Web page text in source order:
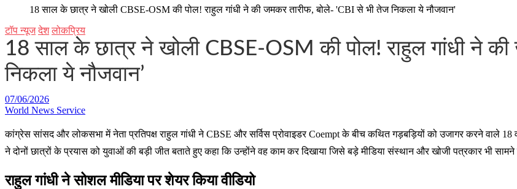
18 साल के छात्र ने खोली CBSE-OSM की पोल! राहुल गांधी ने की जमकर तारीफ, बोले- 'CBI से भी तेज निकला ये नौजवान'
टॉप न्यूज देश लोकप्रिय
18 साल के छात्र ने खोली CBSE-OSM की पोल! राहुल गांधी ने
निकला ये नौजवान’
07/06/2026
World News Service
कांग्रेस सांसद और लोकसभा में नेता प्रतिपक्ष राहुल गांधी ने CBSE और सर्विस प्रोवाइडर Coempt के बीच कथित गड़बड़ियों को उजागर करने वाले 18
ने दोनों छात्रों के प्रयास को युवाओं की बड़ी जीत बताते हुए कहा कि उन्होंने वह काम कर दिखाया जिसे बड़े मीडिया संस्थान और खोजी पत्रकार भी
राहुल गांधी ने सोशल मीडिया पर शेयर किया वीडियो